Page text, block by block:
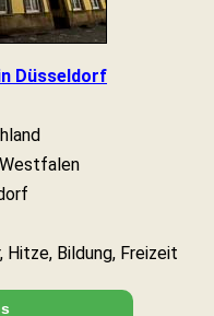
Düsseldorf
Bildung, Freizeit